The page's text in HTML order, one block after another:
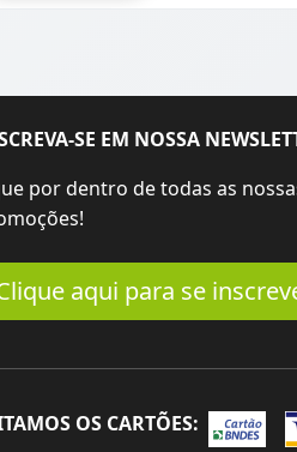
SE EM NOSSA
por dentro de todas as
aqui para se
OS CARTÕES: